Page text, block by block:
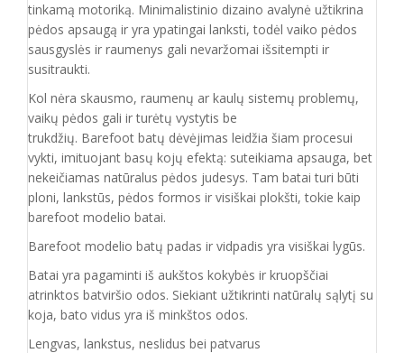
tinkamą motoriką. Minimalistinio dizaino avalynė užtikrina
pėdos apsaugą ir yra ypatingai lanksti, todėl vaiko pėdos
sausgyslės ir raumenys gali nevaržomai išsitempti ir
susitraukti.
Kol nėra skausmo, raumenų ar kaulų sistemų problemų,
vaikų pėdos gali ir turėtų vystytis be
trukdžių. Barefoot batų dėvėjimas leidžia šiam procesui
vykti, imituojant basų kojų efektą: suteikiama apsauga, bet
nekeičiamas natūralus pėdos judesys. Tam batai turi būti
ploni, lankstūs, pėdos formos ir visiškai plokšti, tokie kaip
barefoot modelio batai.
Barefoot modelio batų padas ir vidpadis yra visiškai lygūs.
Batai yra pagaminti iš aukštos kokybės ir kruopščiai
atrinktos batviršio odos. Siekiant užtikrinti natūralų sąlytį su
koja, bato vidus yra iš minkštos odos.
Lengvas, lankstus, neslidus bei patvarus